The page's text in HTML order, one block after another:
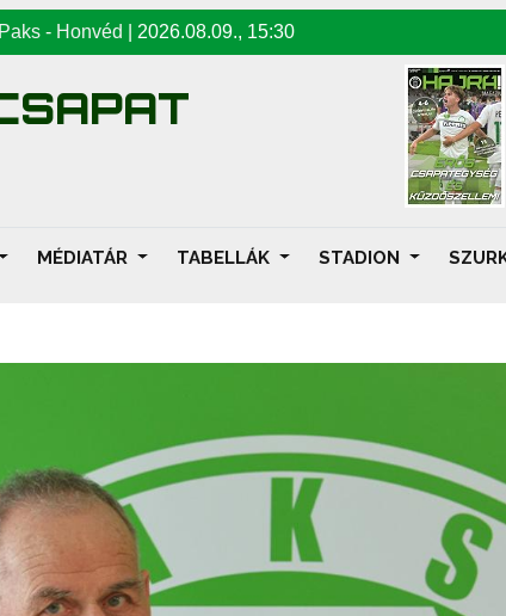
Paks - Honvéd 2026.08.09., 15:30
MÉDIATÁR TABELLÁK STADION